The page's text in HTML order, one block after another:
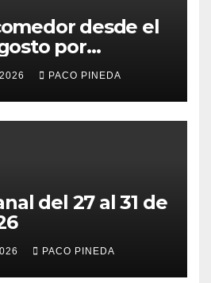
desde el
por
PACO PINEDA
del 27 al 31 de
PACO PINEDA